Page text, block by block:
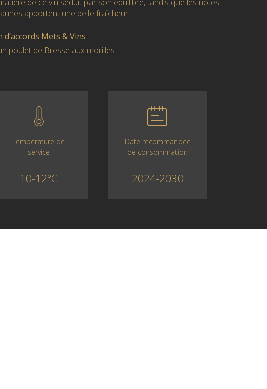
apportent une belle fraîcheur.
Mets & Vins
poulet de Bresse aux morilles.
Température de
service
10-12°C
Date recommandée
de consommation
2024-2030